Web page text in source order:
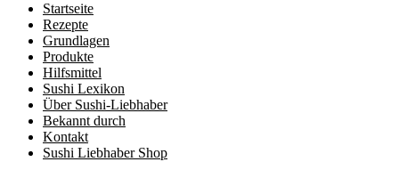
Startseite
Rezepte
Grundlagen
Produkte
Hilfsmittel
Sushi Lexikon
Über Sushi-Liebhaber
Bekannt durch
Kontakt
Sushi Liebhaber Shop